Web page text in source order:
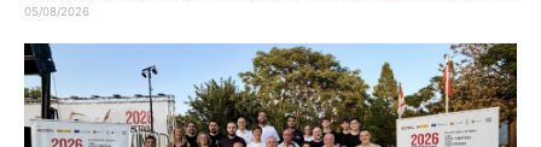
05/08/2026